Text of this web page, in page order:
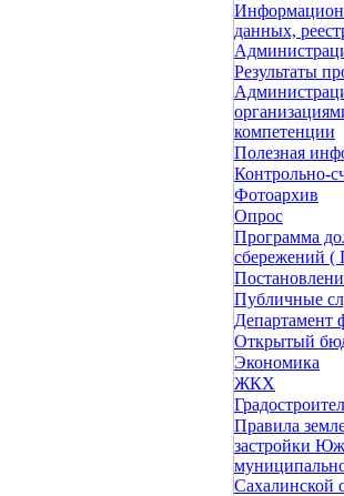
данных,
Результаты
компетенции
Полезная
Контрольно-
Фотоархив
Опрос
Программа
сбережений
Публичные
Открытый
Экономика
ЖКХ
Правила
застройки
Сахалинской